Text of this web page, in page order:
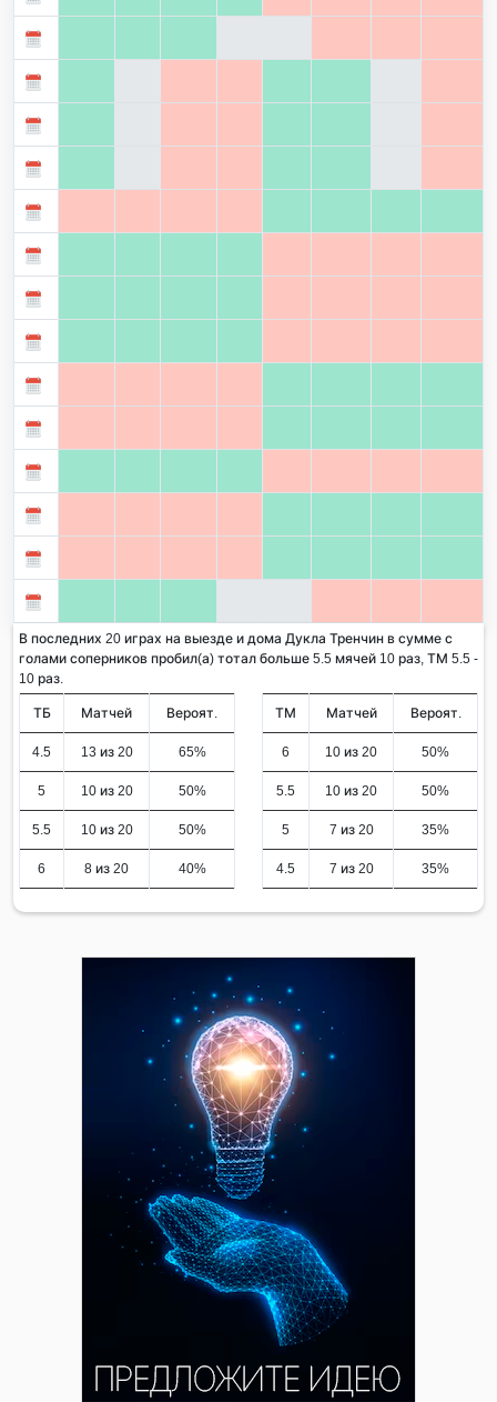
В последних 20 играх на выезде и дома Дукла Тренчин в сумме с
голами соперников пробил(а) тотал больше 5.5 мячей 10 раз, ТМ 5.5 -
10 раз.
ТБ Матчей Вероят.
4.5 13 из 20 65%
5 10 из 20 50%
5.5 10 из 20 50%
6 8 из 20 40%
ТМ Матчей Вероят.
6 10 из 20 50%
5.5 10 из 20 50%
5 7 из 20 35%
4.5 7 из 20 35%